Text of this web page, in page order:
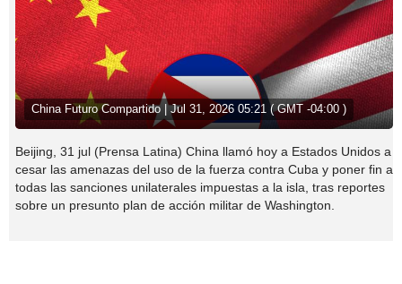
China Futuro Compartido | Jul 31, 2026 05:21 ( GMT -04:00 )
Beijing, 31 jul (Prensa Latina) China llamó hoy a Estados Unidos a
cesar las amenazas del uso de la fuerza contra Cuba y poner fin a
todas las sanciones unilaterales impuestas a la isla, tras reportes
sobre un presunto plan de acción militar de Washington.